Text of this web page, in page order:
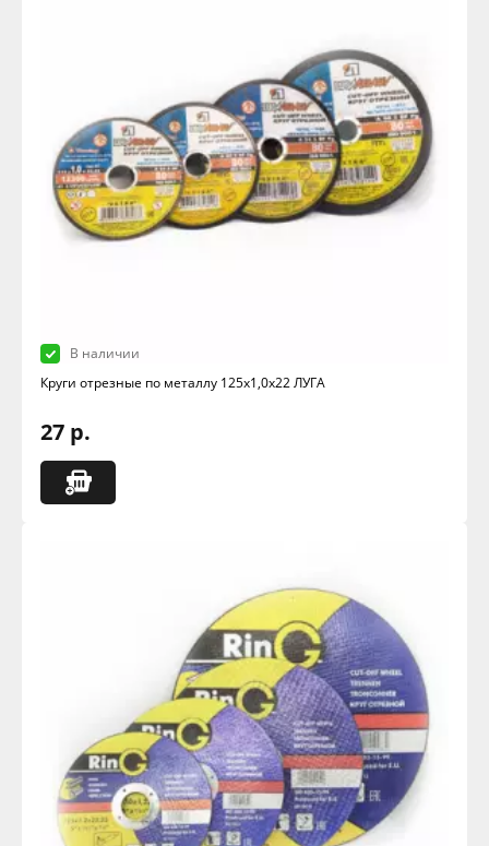
В наличии
Круги отрезные по металлу 125х1,0х22 ЛУГА
27 р.